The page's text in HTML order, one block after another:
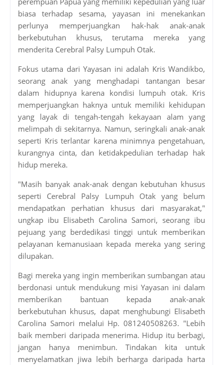
biasa terhadap sesama, yayasan ini menekankan
perlunya memperjuangkan hak-hak anak-anak
berkebutuhan khusus, terutama mereka yang
menderita Cerebral Palsy Lumpuh Otak.
Fokus utama dari Yayasan ini adalah Kris Wandikbo,
seorang anak yang menghadapi tantangan besar
dalam hidupnya karena kondisi lumpuh otak. Kris
memperjuangkan haknya untuk memiliki kehidupan
yang layak di tengah-tengah kekayaan alam yang
melimpah di sekitarnya. Namun, seringkali anak-anak
seperti Kris terlantar karena minimnya pengetahuan,
kurangnya cinta, dan ketidakpedulian terhadap hak
hidup mereka.
"Masih banyak anak-anak dengan kebutuhan khusus
seperti Cerebral Palsy Lumpuh Otak yang belum
mendapatkan perhatian khusus dari masyarakat,"
ungkap ibu Elisabeth Carolina Samori, seorang ibu
pejuang yang berdedikasi tinggi untuk memberikan
pelayanan kemanusiaan kepada mereka yang sering
dilupakan.
Bagi mereka yang ingin memberikan sumbangan atau
berdonasi untuk mendukung misi Yayasan ini dalam
memberikan bantuan kepada anak-anak
berkebutuhan khusus, dapat menghubungi Elisabeth
Carolina Samori melalui Hp. 081240508263. "Lebih
baik memberi daripada menerima. Hidup itu berbagi,
jangan hanya menimbun. Tindakan kita untuk
menyelamatkan jiwa lebih berharga daripada harta